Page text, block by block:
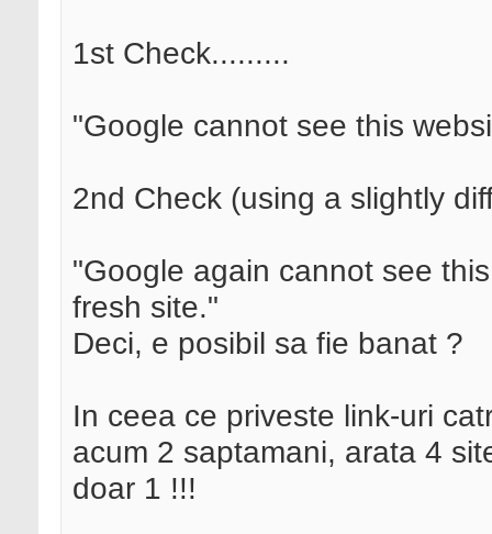
1st Check.........
"Google cannot see this
2nd Check (using a slightly
"Google again cannot see
fresh site."
Deci, e posibil sa fie banat ?
In ceea ce priveste link-uri
acum 2 saptamani, arata 4
doar 1 !!!